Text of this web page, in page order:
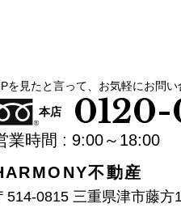
を見たと言って、お気軽にお問
本店
業時間 : 9:00～18:00
不動産
514-0815 三重県津市藤方